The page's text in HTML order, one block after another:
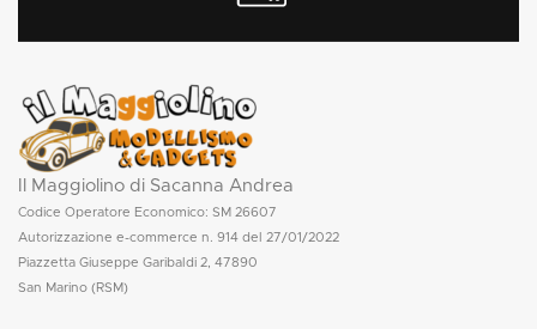
Il Maggiolino di Sacanna Andrea
Codice Operatore Economico: SM 26607
Autorizzazione e-commerce n. 914 del 27/01/2022
Piazzetta Giuseppe Garibaldi 2, 47890
San Marino (RSM)